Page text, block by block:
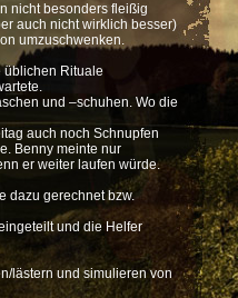
nicht besonders fleißig
auch nicht wirklich besser)
umzuschwenken.
üblichen Rituale
und –schuhen. Wo die
auch noch Schnupfen
Benny meinte nur
er weiter laufen würde.
dazu gerechnet bzw.
und die Helfer
lästern und simulieren von